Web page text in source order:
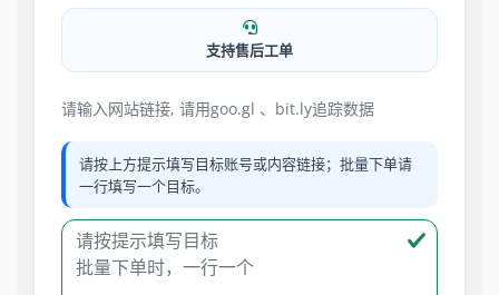
支持售后工单
请输入网站链接, 请用goo.gl 、bit.ly追踪数据
请按上方提示填写目标账号或内容链接；批量下单请
一行填写一个目标。